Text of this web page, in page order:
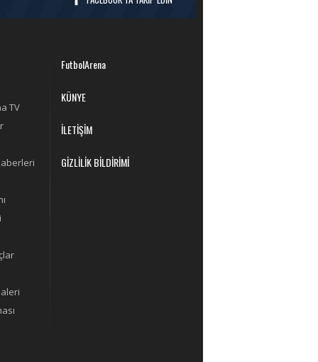
TV
FutbolArena
KÜNYE
İLETİŞİM
GİZLİLİK BİLDİRİMİ